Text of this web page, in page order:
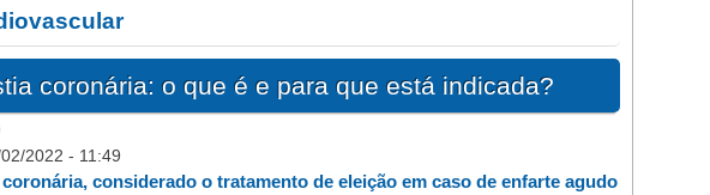
coronária: o que é e para que está indicada?
2022 - 11:49
considerado o tratamento de eleição em caso de enfarte agudo